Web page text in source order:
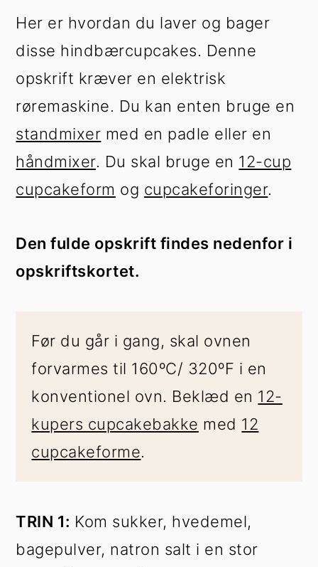
Her er hvordan du laver og bager
disse hindbærcupcakes. Denne
opskrift kræver en elektrisk
røremaskine. Du kan enten bruge en
standmixer med en padle eller en
håndmixer. Du skal bruge en 12-cup
cupcakeform og cupcakeforinger.
Den fulde opskrift findes nedenfor i
opskriftskortet.
Før du går i gang, skal ovnen
forvarmes til 160ºC/ 320ºF i en
konventionel ovn. Beklæd en 12-
kupers cupcakebakke med 12
cupcakeforme.
TRIN 1: Kom sukker, hvedemel,
bagepulver, natron salt i en stor